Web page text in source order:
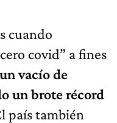
cuando
covid” a fines
vacío de
un brote récord
país también